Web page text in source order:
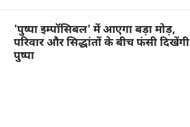
'पुष्पा इम्पॉसिबल' में आएगा बड़ा मोड़,
परिवार और सिद्धांतों के बीच फंसी दिखेंगी
पुष्पा